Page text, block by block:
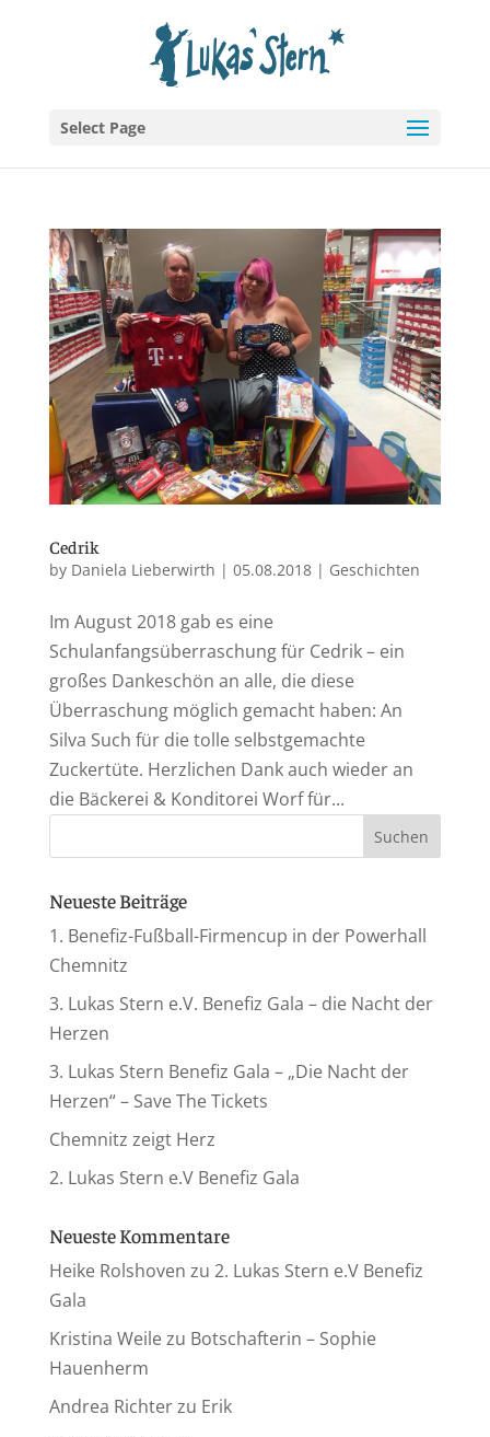
Select Page
Cedrik
by Daniela Lieberwirth | 05.08.2018| Geschichten
Im August 2018 gab es eine
Schulanfangsüberraschung für Cedrik – ein
großes Dankeschön an alle, die diese
Überraschung möglich gemacht haben: An
Silva Such für die tolle selbstgemachte
Zuckertüte. Herzlichen Dank auch wieder an
die Bäckerei & Konditorei Worf für...
Neueste Beiträge
1. Benefiz-Fußball-Firmencup in der Powerhall
Chemnitz
3. Lukas Stern e.V. Benefiz Gala – die Nacht der
Herzen
3. Lukas Stern Benefiz Gala – „Die Nacht der
Herzen“ – Save The Tickets
Chemnitz zeigt Herz
2. Lukas Stern e.V Benefiz Gala
Neueste Kommentare
Heike Rolshoven zu 2. Lukas Stern e.V Benefiz
Gala
Kristina Weilezu Botschafterin – Sophie
Hauenherm
Andrea Richterzu Erik